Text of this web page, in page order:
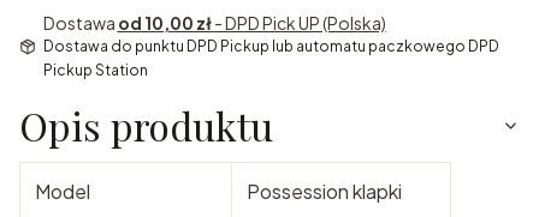
Dostawa od 10,00 zł- DPD Pick UP (Polska)
Dostawa do punktu DPD Pickup lub automatu paczkowego DPD
Pickup Station
Opis produktu
Model Possession klapki